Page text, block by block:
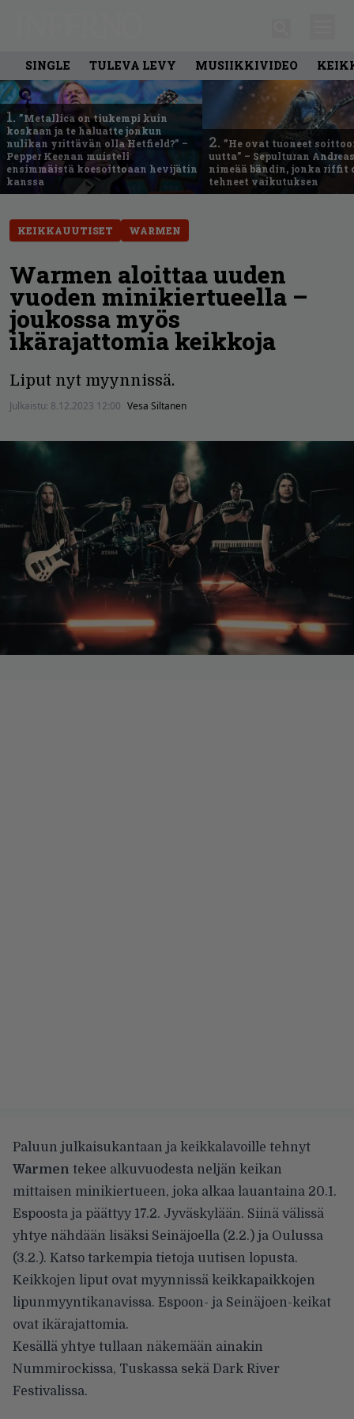
SINGLE TULEVA LEVY MUSIIKKIVIDEO
1. ”Metallica on tiukempi kuin
koskaan ja te haluatte jonkun
nulikan yrittävän olla Hetfield?” –
Pepper Keenan muisteli
ensimmäistä koesoittoaan hevijätin
kanssa
2. ”He ovat tuoneet
uutta” – Sepulturan
nimeää bändin, jonka riffit
tehneet vaikutuksen
KEIKKAUUTISET WARMEN
Warmen aloittaa uuden
vuoden minikiertueella –
joukossa myös
ikärajattomia keikkoja
Liput nyt myynnissä.
Julkaistu: 8.12.2023 12:00 Vesa Siltanen
Paluun julkaisukantaan ja keikkalavoille tehnyt
Warmen tekee alkuvuodesta neljän keikan
mittaisen minikiertueen, joka alkaa lauantaina 20.1.
Espoosta ja päättyy 17.2. Jyväskylään. Siinä välissä
yhtye nähdään lisäksi Seinäjoella (2.2.) ja Oulussa
(3.2.). Katso tarkempia tietoja uutisen lopusta.
Keikkojen liput ovat myynnissä keikkapaikkojen
lipunmyyntikanavissa. Espoon- ja Seinäjoen-keikat
ovat ikärajattomia.
Kesällä yhtye tullaan näkemään ainakin
Nummirockissa, Tuskassa sekä Dark River
Festivalissa.